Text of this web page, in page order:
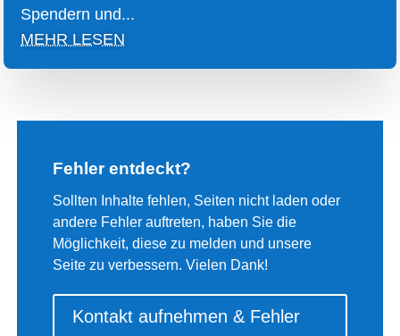
Spendern und...
MEHR LESEN
Fehler entdeckt?
Sollten Inhalte fehlen, Seiten nicht laden oder
andere Fehler auftreten, haben Sie die
Möglichkeit, diese zu melden und unsere
Seite zu verbessern. Vielen Dank!
Kontakt aufnehmen & Fehler